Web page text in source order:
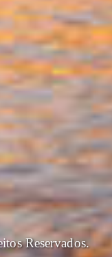
Reservados.